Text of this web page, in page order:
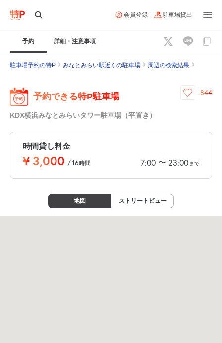
会員登録 駐車場貸出
予約 詳細・注意事項
駐車場予約の特P みなとみらい駅近くの駐車場 周辺の検索結果
予約できる特P駐車場
KDX横浜みなとみらいタワー駐車場（平置き）
844
時間貸し料金
¥ 3,000 /16時間 7:00 〜 23:00 まで
地図 ストリートビュー